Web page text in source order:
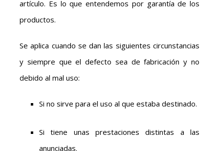
artículo. Es lo que entendemos por garantía de los
productos.
Se aplica cuando se dan las siguientes circunstancias
y siempre que el defecto sea de fabricación y no
debido al mal uso:
Si no sirve para el uso al que estaba destinado.
Si tiene unas prestaciones distintas a las
anunciadas.